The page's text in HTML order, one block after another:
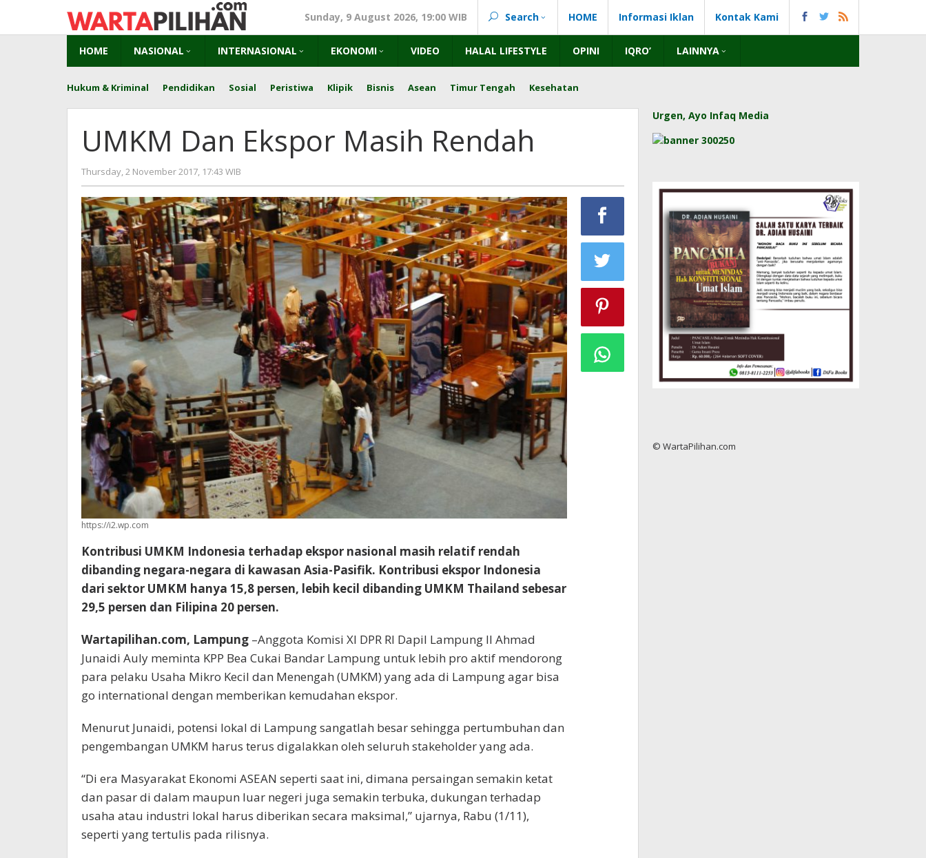
content
Sunday, 9 August 2026, 19:00 WIB Search HOME Informasi Iklan Kontak Kami
HOME NASIONAL INTERNASIONAL EKONOMI VIDEO HALAL LIFESTYLE OPINI IQRO’ LAINNYA
Hukum & Kriminal Pendidikan Sosial Peristiwa Klipik Bisnis Asean Timur Tengah Kesehatan
UMKM Dan Ekspor Masih Rendah
Thursday, 2 November 2017, 17:43 WIB
Adi
Prawiranegara
https://i2.wp.com
Kontribusi UMKM Indonesia terhadap ekspor nasional masih relatif rendah
dibanding negara-negara di kawasan Asia-Pasifik. Kontribusi ekspor Indonesia
dari sektor UMKM hanya 15,8 persen, lebih kecil dibanding UMKM Thailand sebesar
29,5 persen dan Filipina 20 persen.
Wartapilihan.com, Lampung –Anggota Komisi XI DPR RI Dapil Lampung II Ahmad
Junaidi Auly meminta KPP Bea Cukai Bandar Lampung untuk lebih pro aktif mendorong
para pelaku Usaha Mikro Kecil dan Menengah (UMKM) yang ada di Lampung agar bisa
go international dengan memberikan kemudahan ekspor.
Menurut Junaidi, potensi lokal di Lampung sangatlah besar sehingga pertumbuhan dan
pengembangan UMKM harus terus digalakkan oleh seluruh stakeholder yang ada.
“Di era Masyarakat Ekonomi ASEAN seperti saat ini, dimana persaingan semakin ketat
dan pasar di dalam maupun luar negeri juga semakin terbuka, dukungan terhadap
usaha atau industri lokal harus diberikan secara maksimal,” ujarnya, Rabu (1/11),
seperti yang tertulis pada rilisnya.
Urgen, Ayo Infaq Media
© WartaPilihan.com